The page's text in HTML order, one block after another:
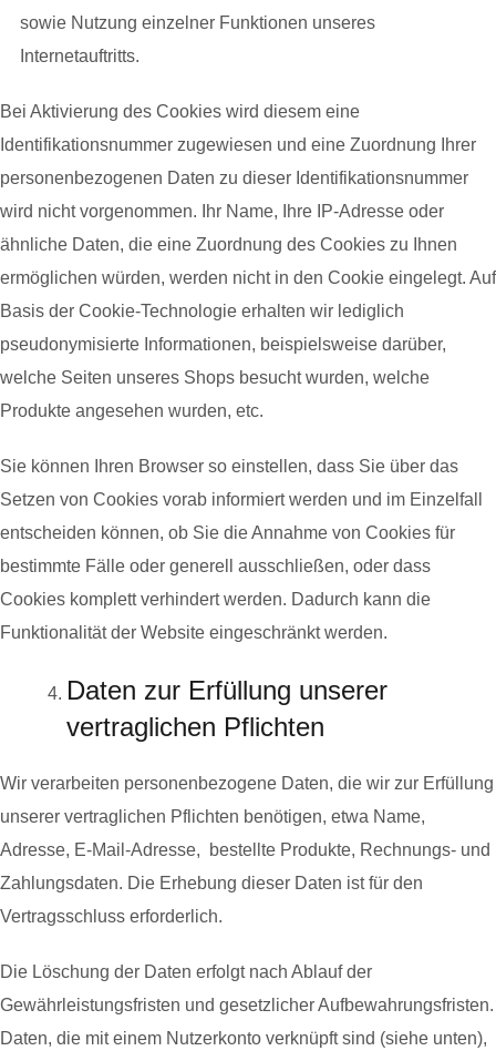
sowie Nutzung einzelner Funktionen unseres
Internetauftritts.
Bei Aktivierung des Cookies wird diesem eine
Identifikationsnummer zugewiesen und eine Zuordnung Ihrer
personenbezogenen Daten zu dieser Identifikationsnummer
wird nicht vorgenommen. Ihr Name, Ihre IP-Adresse oder
ähnliche Daten, die eine Zuordnung des Cookies zu Ihnen
ermöglichen würden, werden nicht in den Cookie eingelegt. Auf
Basis der Cookie-Technologie erhalten wir lediglich
pseudonymisierte Informationen, beispielsweise darüber,
welche Seiten unseres Shops besucht wurden, welche
Produkte angesehen wurden, etc.
Sie können Ihren Browser so einstellen, dass Sie über das
Setzen von Cookies vorab informiert werden und im Einzelfall
entscheiden können, ob Sie die Annahme von Cookies für
bestimmte Fälle oder generell ausschließen, oder dass
Cookies komplett verhindert werden. Dadurch kann die
Funktionalität der Website eingeschränkt werden.
Daten zur Erfüllung unserer
vertraglichen Pflichten
Wir verarbeiten personenbezogene Daten, die wir zur Erfüllung
unserer vertraglichen Pflichten benötigen, etwa Name,
Adresse, E-Mail-Adresse, bestellte Produkte, Rechnungs- und
Zahlungsdaten. Die Erhebung dieser Daten ist für den
Vertragsschluss erforderlich.
Die Löschung der Daten erfolgt nach Ablauf der
Gewährleistungsfristen und gesetzlicher Aufbewahrungsfristen.
Daten, die mit einem Nutzerkonto verknüpft sind (siehe unten),